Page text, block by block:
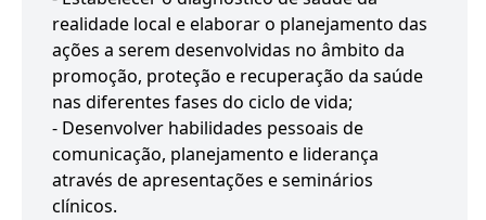
realidade local e elaborar o planejamento das
ações a serem desenvolvidas no âmbito da
promoção, proteção e recuperação da saúde
nas diferentes fases do ciclo de vida;
- Desenvolver habilidades pessoais de
comunicação, planejamento e liderança
através de apresentações e seminários
clínicos.